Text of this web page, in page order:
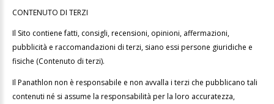
CONTENUTO DI TERZI
Il Sito contiene fatti, consigli, recensioni, opinioni, affermazioni,
pubblicità e raccomandazioni di terzi, siano essi persone giuridiche e
fisiche (Contenuto di terzi).
Il Panathlon non è responsabile e non avvalla i terzi che pubblicano tali
contenuti né si assume la responsabilità per la loro accuratezza,